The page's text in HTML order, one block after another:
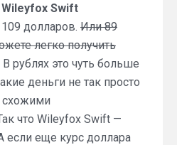
Swift
долларов. Или 89
легко получить
В рублях это чуть больше
деньги не так просто
схожими
что Wileyfox Swift —
если еще курс доллара